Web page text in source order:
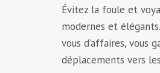
Évitez la foule et
modernes et
vous d’affaires, vous
déplacements vers